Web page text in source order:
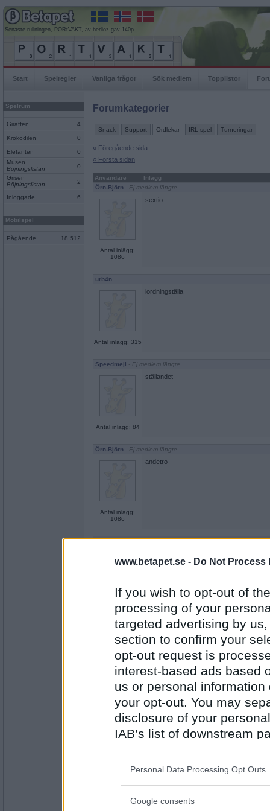
www.betapet.se - Do Not Process
If you wish to opt-out of
processing of your
targeted advertising by
section to confirm your
opt-out request is
interest-based ads based
us or personal
your opt-out. You may
disclosure of your
IAB’s list of downstream
also be disclosed by us
Downstream Participants
Please note that this
Personal Data Processing Opt Outs
Google consents
Senaste rullningen, PORtVAKT, av berlioz gav 140p
Start Spelregler Vanliga frågor Sök medlem Topplistor
Spelrum
Giraffen 4
Krokodilen 0
Elefanten
0
Musen
Böjningslistan
0
Grisen
Böjningslistan
2
Inloggade 6
Mobilspel
Pågående 18 512
Forumkategorier
Snack Support Ordlekar IRL-spel Turneringar
« Föregående sida
« Första sidan
Användare
Inlägg
Örn-Björn - Ej medlem längre
Antal inlägg:
1086
sextio
urb4n
Antal inlägg: 315
iordningställa
Speedmejl - Ej medlem längre
Antal inlägg: 84
ställandet
Örn-Björn - Ej medlem längre
Antal inlägg:
1086
andetro
eva-leva
15408
- Ej medlem längre
1086
vissla
Antal inlägg: 315
slagverk
- Ej medlem längre